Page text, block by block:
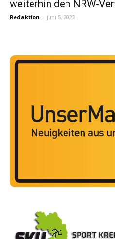
weiterhin den NRW-
Redaktion - Juni 5, 2022